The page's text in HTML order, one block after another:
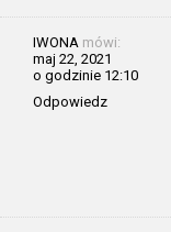
IWONA mówi:
maj 22, 2021
o godzinie 12:10
Odpowiedz